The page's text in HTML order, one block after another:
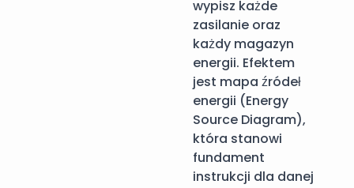
wypisz każde
zasilanie oraz
każdy magazyn
energii. Efektem
jest mapa źródeł
energii (Energy
Source Diagram),
która stanowi
fundament
instrukcji dla danej